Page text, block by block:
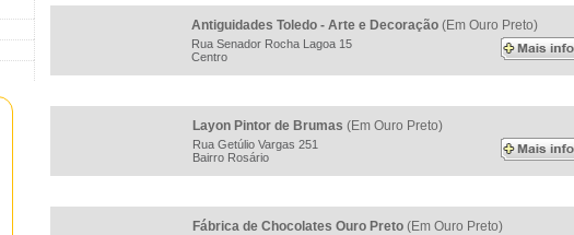
Antiguidades Toledo - Arte e Decoração (Em Ouro Preto)
Rua Senador Rocha Lagoa 15
Centro
Layon Pintor de Brumas (Em Ouro Preto)
Rua Getúlio Vargas 251
Bairro Rosário
Fábrica de Chocolates Ouro Preto (Em Ouro Preto)